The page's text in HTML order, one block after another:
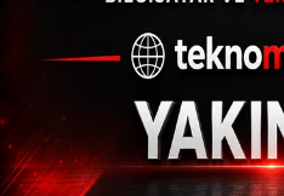
Beşiktaş - Hapoel Tel
İstanbul’a alındı